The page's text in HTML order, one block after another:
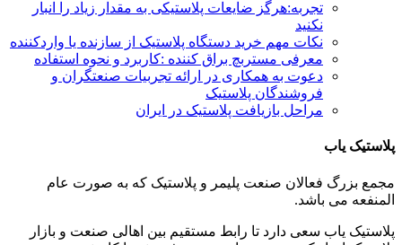
تجربه:هرگز ضایعات پلاستیکی به مقدار زیاد را انبار
نکنید
نکات مهم خرید دستگاه پلاستیک از سازنده یا واردکننده
معرفی مستربچ براق کننده :کاربرد و نحوه استفاده
دعوت به همکاری در ارائه تجربیات صنعتگران و
فروشندگان پلاستیک
مراحل بازیافت پلاستیک در ایران
پلاستیک یاب
مجمع بزرگ فعالان صنعت پلیمر و پلاستیک که به صورت عام
المنفعه می باشد.
پلاستیک یاب سعی دارد تا رابط مستقیم بین اهالی صنعت و بازار